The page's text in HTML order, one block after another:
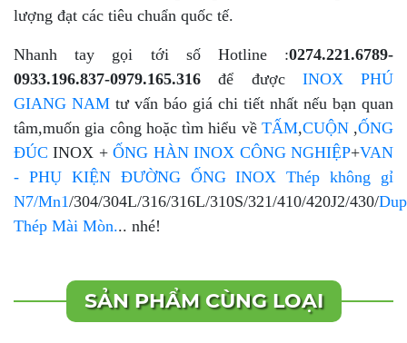
lượng đạt các tiêu chuẩn quốc tế.
Nhanh tay gọi tới số Hotline :0274.221.6789-
0933.196.837-0979.165.316 để được INOX PHÚ
GIANG NAM tư vấn báo giá chi tiết nhất nếu bạn quan
tâm,muốn gia công hoặc tìm hiểu về TẤM,CUỘN,ỐNG
ĐÚC INOX +ỐNG HÀN INOX CÔNG NGHIỆP+VAN
- PHỤ KIỆN ĐƯỜNG ỐNG INOX
Thép không gỉ
N7/Mn1/304/304L/316/316L/310S/321/410/420J2/430/
Thép Mài Mòn... nhé!
SẢN PHẨM CÙNG LOẠI